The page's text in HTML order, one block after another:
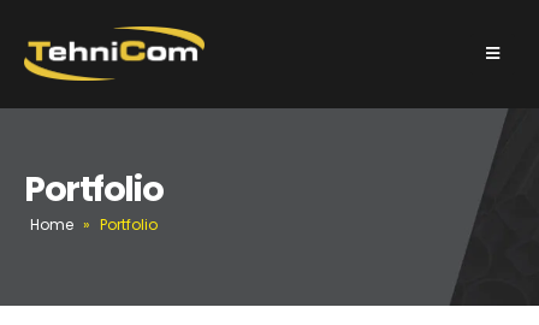
Portfolio
Home » Portfolio